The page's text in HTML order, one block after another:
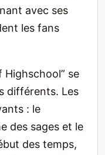
avec ses
les fans
Highschool” se
différents. Les
: le
des sages et le
des temps,